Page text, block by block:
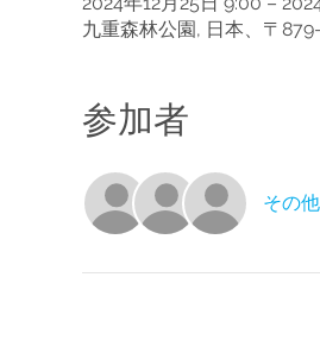
九重森林公園, 日本、〒
参加者
その